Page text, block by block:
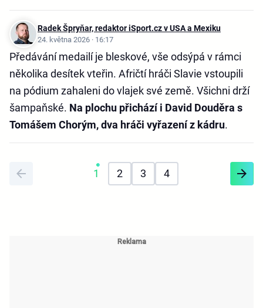
Radek Špryňar, redaktor iSport.cz v USA a Mexiku
24. května 2026 · 16:17
Předávání medailí je bleskové, vše odsýpá v rámci
několika desítek vteřin. Afričtí hráči Slavie vstoupili
na pódium zahaleni do vlajek své země. Všichni drží
šampaňské. Na plochu přichází i David Douděra s
Tomášem Chorým, dva hráči vyřazení z kádru.
1 2 3 4